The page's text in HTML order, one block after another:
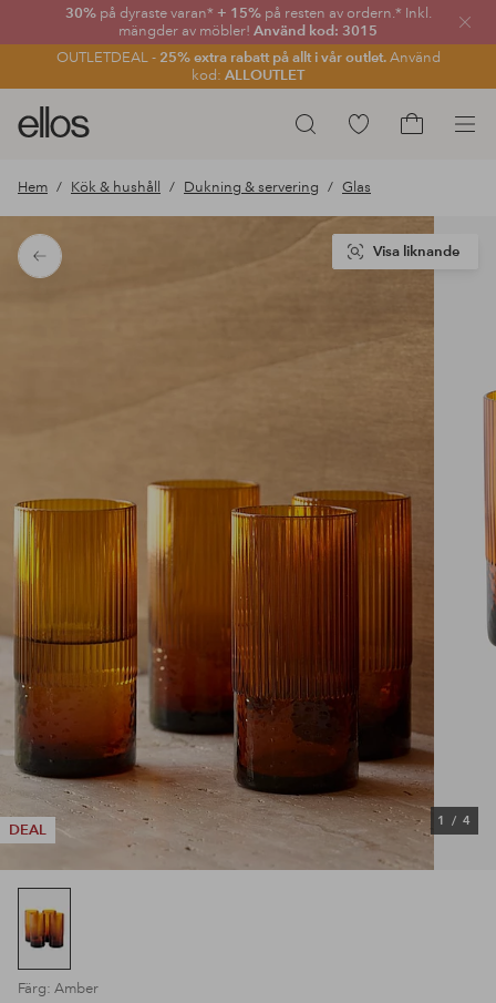
30% på dyraste varan* + 15% på resten av ordern.* Inkl.
mängder av möbler! Använd kod: 3015
OUTLETDEAL - 25% extra rabatt på allt i vår outlet.Använd
kod: ALLOUTLET
Sök
Ellos
logotyp
gå
förstasidan
Gå
favoritmarkerade
Hem Kök & hushåll Dukning & servering Glas
Tillbaka
DEAL
1 / 4
Visa liknande
Färg: Amber